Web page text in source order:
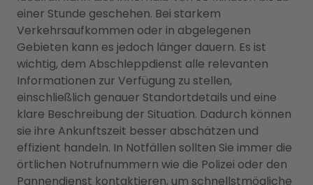
einer Stunde geschehen. Bei starkem
Verkehrsaufkommen oder in abgelegenen
Gebieten kann es jedoch länger dauern. Es ist
wichtig, dem Abschleppdienst alle relevanten
Informationen zur Verfügung zu stellen,
einschließlich genauer Standortdetails und eine
klare Beschreibung der Situation. Dadurch können
sie ihre Ankunftszeit besser abschätzen und
effizient handeln. In Notfällen sollten Sie immer die
örtlichen Notrufnummern wie die Polizei oder den
Pannendienst kontaktieren, um schnellstmögliche